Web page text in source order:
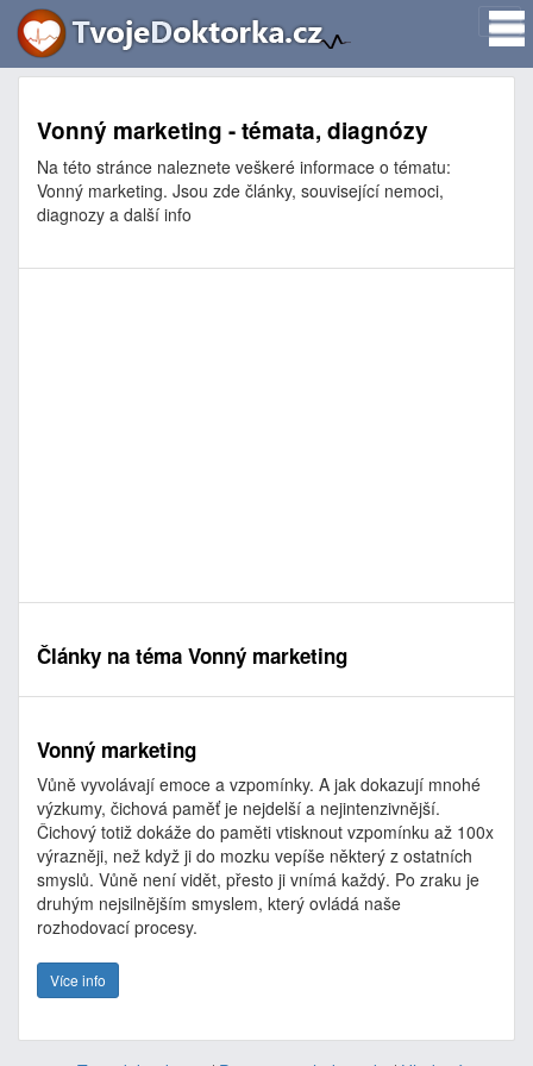
Vonný marketing - témata, diagnózy
Na této stránce naleznete veškeré informace o tématu:
Vonný marketing. Jsou zde články, související nemoci,
diagnozy a další info
Články na téma Vonný marketing
Vonný marketing
Vůně vyvolávají emoce a vzpomínky. A jak dokazují mnohé
výzkumy, čichová paměť je nejdelší a nejintenzivnější.
Čichový totiž dokáže do paměti vtisknout vzpomínku až 100x
výrazněji, než když ji do mozku vepíše některý z ostatních
smyslů. Vůně není vidět, přesto ji vnímá každý. Po zraku je
druhým nejsilnějším smyslem, který ovládá naše
rozhodovací procesy.
Více info